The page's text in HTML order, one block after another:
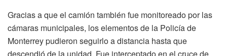
Gracias a que el camión también fue monitoreado por las
cámaras municipales, los elementos de la Policía de
Monterrey pudieron seguirlo a distancia hasta que
descendió de la unidad. Fue interceptado en el cruce de